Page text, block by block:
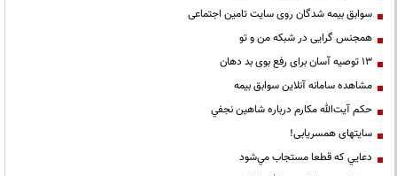
سوابق بیمه شدگان روی سایت تامین اجتماعی
همجنس گرایی در شبکه من و تو
13 توصیه آسان برای رفع بوی بد دهان
مشاهده سامانه آنلاين سوابق بیمه
حكم آيت‌الله مكارم درباره شاهين نجفي
سایتهای همسریابی!
دعايي كه قطعا مستجاب مي‌شود